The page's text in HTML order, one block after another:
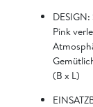
Pink
(B x L)